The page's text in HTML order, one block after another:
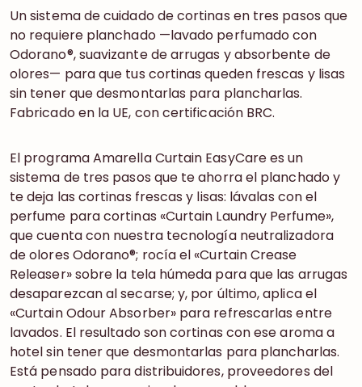
Un sistema de cuidado de cortinas en tres pasos que
no requiere planchado —lavado perfumado con
Odorano®, suavizante de arrugas y absorbente de
olores— para que tus cortinas queden frescas y lisas
sin tener que desmontarlas para plancharlas.
Fabricado en la UE, con certificación BRC.
El programa Amarella Curtain EasyCare es un
sistema de tres pasos que te ahorra el planchado y
te deja las cortinas frescas y lisas: lávalas con el
perfume para cortinas «Curtain Laundry Perfume»,
que cuenta con nuestra tecnología neutralizadora
de olores Odorano®; rocía el «Curtain Crease
Releaser» sobre la tela húmeda para que las arrugas
desaparezcan al secarse; y, por último, aplica el
«Curtain Odour Absorber» para refrescarlas entre
lavados. El resultado son cortinas con ese aroma a
hotel sin tener que desmontarlas para plancharlas.
Está pensado para distribuidores, proveedores del